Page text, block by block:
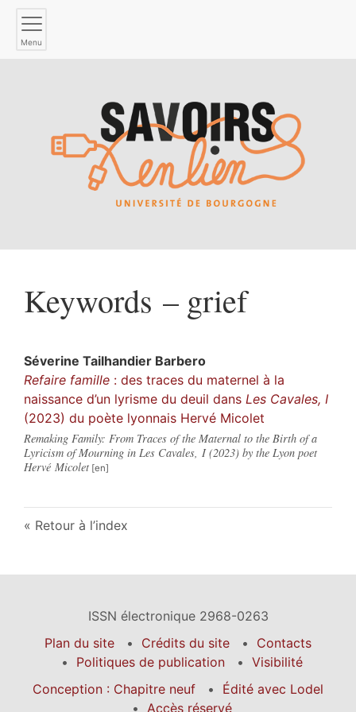
Menu
Keywords – grief
Séverine Tailhandier Barbero
Refaire famille : des traces du maternel à la
naissance d’un lyrisme du deuil dans Les Cavales, I
(2023) du poète lyonnais Hervé Micolet
Remaking Family: From Traces of the Maternal to the Birth of a
Lyricism of Mourning in Les Cavales, I (2023) by the Lyon poet
Hervé Micolet
Retour à l’index
ISSN électronique 2968-0263
Plan du site
Crédits du site
Contacts
Politiques de publication
Visibilité
Conception : Chapitre neuf
Édité avec Lodel
Accès réservé